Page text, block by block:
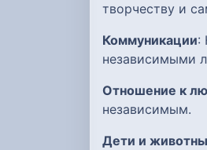
творчеству и
Коммуникации:
независимыми
Отношение к
независимым.
Дети и